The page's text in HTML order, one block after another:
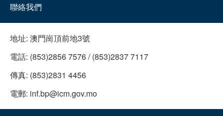
聯絡我們
地址: 澳門崗頂前地3號
電話: (853)2856 7576 / (853)2837 7117
傳真: (853)2831 4456
電郵: inf.bp@icm.gov.mo